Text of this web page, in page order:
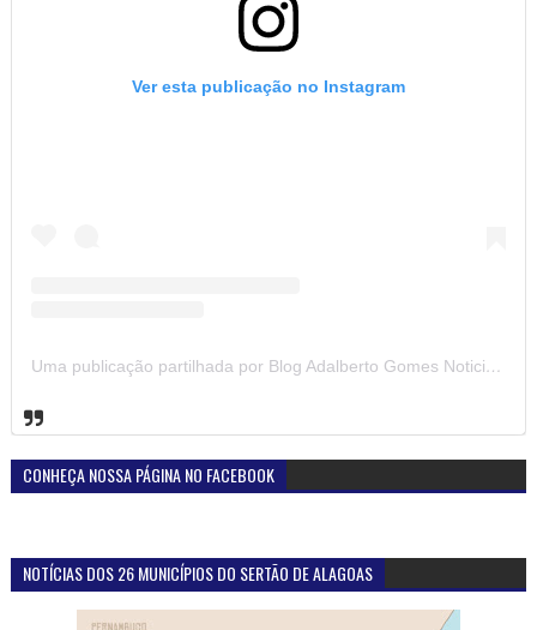
Ver esta publicação no Instagram
Uma publicação partilhada por Blog Adalberto Gomes Noticias (@blogadalbertogomesnoticiass)
CONHEÇA NOSSA PÁGINA NO FACEBOOK
NOTÍCIAS DOS 26 MUNICÍPIOS DO SERTÃO DE ALAGOAS